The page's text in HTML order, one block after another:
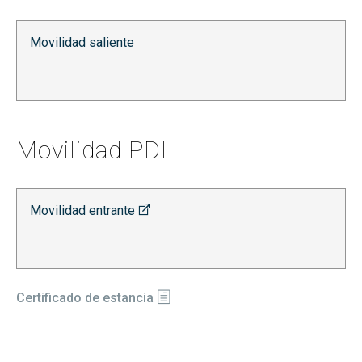
Movilidad saliente
Movilidad PDI
Movilidad entrante
Certificado de estancia